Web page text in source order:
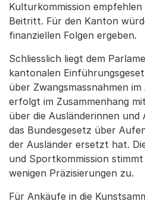
Kulturkommission empfehlen
Beitritt. Für den Kanton
finanziellen Folgen ergeben.
Schliesslich liegt dem
kantonalen
über Zwangsmassnahmen
erfolgt im Zusammenhang
über die Ausländerinnen und
das Bundesgesetz über
der Ausländer ersetzt hat.
und Sportkommission
wenigen Präzisierungen zu.
Für Ankäufe in die